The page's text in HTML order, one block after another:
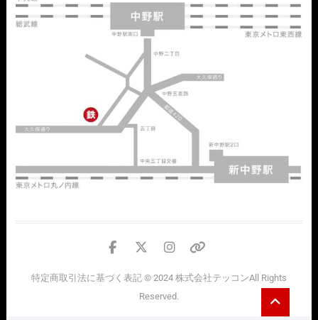
facebook
twitter
instagram
情
特定商取引法に基づく表記© 2024 株式会社テッコンAll Rights
Reserved.
to